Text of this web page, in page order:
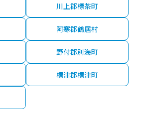
川上郡標茶町
阿寒郡鶴居村
野付郡別海町
標津郡標津町